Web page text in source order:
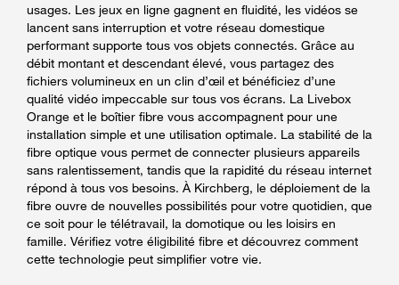
usages. Les jeux en ligne gagnent en fluidité, les vidéos se
lancent sans interruption et votre réseau domestique
performant supporte tous vos objets connectés. Grâce au
débit montant et descendant élevé, vous partagez des
fichiers volumineux en un clin d’œil et bénéficiez d’une
qualité vidéo impeccable sur tous vos écrans. La Livebox
Orange et le boîtier fibre vous accompagnent pour une
installation simple et une utilisation optimale. La stabilité de la
fibre optique vous permet de connecter plusieurs appareils
sans ralentissement, tandis que la rapidité du réseau internet
répond à tous vos besoins. À Kirchberg, le déploiement de la
fibre ouvre de nouvelles possibilités pour votre quotidien, que
ce soit pour le télétravail, la domotique ou les loisirs en
famille. Vérifiez votre éligibilité fibre et découvrez comment
cette technologie peut simplifier votre vie.